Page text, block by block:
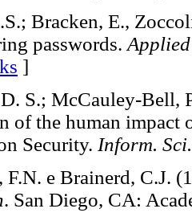
Bracken, E.,
passwords.
]
S.; McCauley-Bell,
of the human impact
Security. Inform.
F.N. e Brainerd, C.J.
. San Diego, CA: